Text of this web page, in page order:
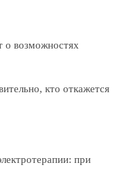
о возможностях
кто откажется
при